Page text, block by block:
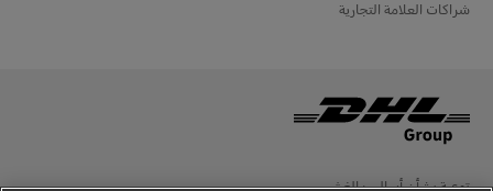
شراكات العلامة التجارية
توعية بشأن أساليب الغش